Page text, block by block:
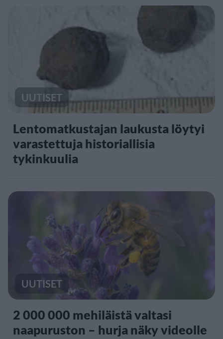
UUTISET
Lentomatkustajan laukusta löytyi
varastettuja historiallisia
tykinkuulia
UUTISET
2 000 000 mehiläistä valtasi
naapuruston – hurja näky videolle